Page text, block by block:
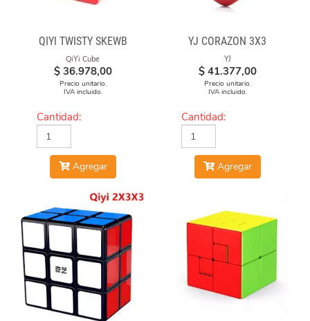
QIYI TWISTY SKEWB
QiYi Cube
$ 36.978,00
Precio unitario.
IVA incluido.
Cantidad:
Agregar
YJ CORAZON 3X3
YJ
$ 41.377,00
Precio unitario.
IVA incluido.
Cantidad:
Agregar